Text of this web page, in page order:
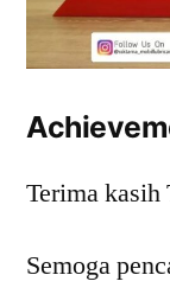
Terima kasih
Semoga